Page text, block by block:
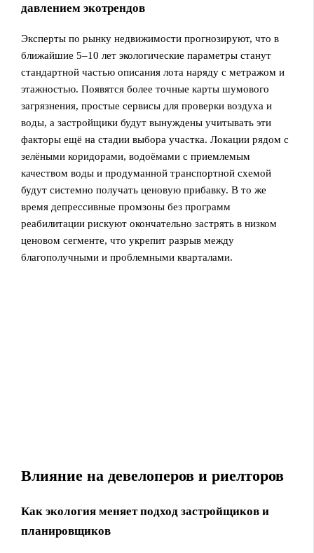
давлением экотрендов
Эксперты по рынку недвижимости прогнозируют, что в
ближайшие 5–10 лет экологические параметры станут
стандартной частью описания лота наряду с метражом и
этажностью. Появятся более точные карты шумового
загрязнения, простые сервисы для проверки воздуха и
воды, а застройщики будут вынуждены учитывать эти
факторы ещё на стадии выбора участка. Локации рядом с
зелёными коридорами, водоёмами с приемлемым
качеством воды и продуманной транспортной схемой
будут системно получать ценовую прибавку. В то же
время депрессивные промзоны без программ
реабилитации рискуют окончательно застрять в низком
ценовом сегменте, что укрепит разрыв между
благополучными и проблемными кварталами.
Влияние на девелоперов и риелторов
Как экология меняет подход застройщиков и
планировщиков